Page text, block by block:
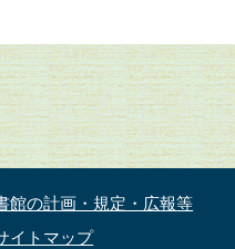
館の計画・規定・広報等
イトマップ